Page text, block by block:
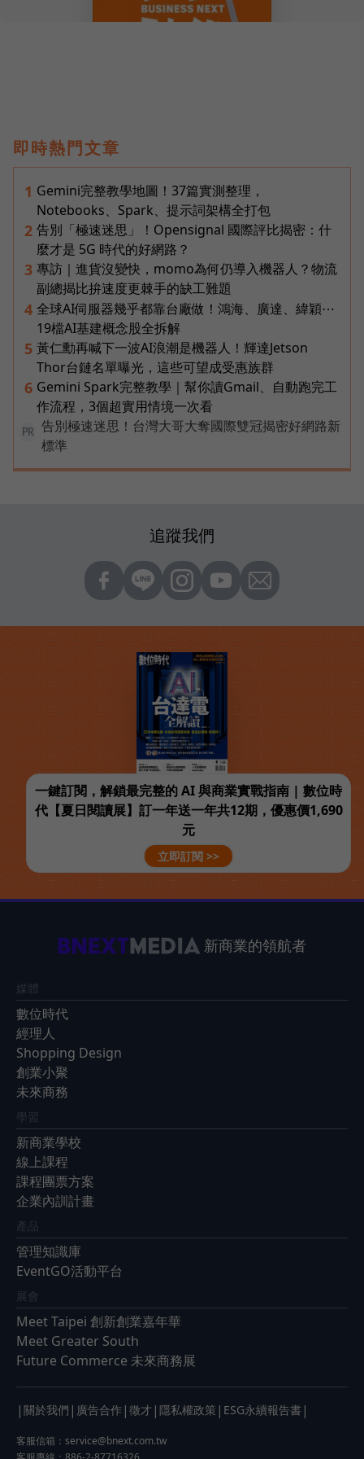
即時熱門文章
1 Gemini完整教學地圖！37篇實測整理，
Notebooks、Spark、提示詞架構全打包
2 告別「極速迷思」！Opensignal 國際評比揭密：什
麼才是 5G 時代的好網路？
3 專訪｜進貨沒變快，momo為何仍導入機器人？物流
副總揭比拚速度更棘手的缺工難題
4 全球AI伺服器幾乎都靠台廠做！鴻海、廣達、緯穎⋯
19檔AI基建概念股全拆解
5 黃仁勳再喊下一波AI浪潮是機器人！輝達Jetson
Thor台鏈名單曝光，這些可望成受惠族群
6 Gemini Spark完整教學｜幫你讀Gmail、自動跑完工
作流程，3個超實用情境一次看
PR
告別極速迷思！台灣大哥大奪國際雙冠揭密好網路新
標準
追蹤我們
一鍵訂閱，解鎖最完整的 AI 與商業實戰指南 | 數位時
代【夏日閱讀展】訂一年送一年共12期，優惠價1,690
元
立即訂閱 >>
新商業的領航者
媒體
數位時代
經理人
Shopping Design
創業小聚
未來商務
學習
新商業學校
線上課程
課程團票方案
企業內訓計畫
產品
管理知識庫
EventGO活動平台
展會
Meet Taipei 創新創業嘉年華
Meet Greater South
Future Commerce 未來商務展
| 關於我們 | 廣告合作 | 徵才 | 隱私權政策 | ESG永續報告書 |
客服信箱： service@bnext.com.tw